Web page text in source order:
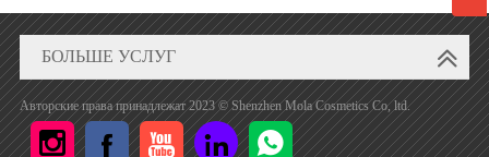
БОЛЬШЕ УСЛУГ
Авторские права принадлежат 2023 © Shenzhen Mola Cosmetics Co, ltd.
    